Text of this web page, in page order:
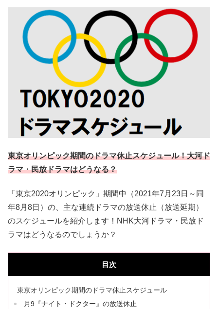
東京オリンピック期間のドラマ休止スケジュール！大河ド
ラマ・民放ドラマはどうなる？
「東京2020オリンピック」期間中（2021年7月23日～同
年8月8日）の、主な連続ドラマの放送休止（放送延期）
のスケジュールを紹介します！NHK大河ドラマ・民放ド
ラマはどうなるのでしょうか？
目次
東京オリンピック期間のドラマ休止スケジュール
月9『ナイト・ドクター』の放送休止